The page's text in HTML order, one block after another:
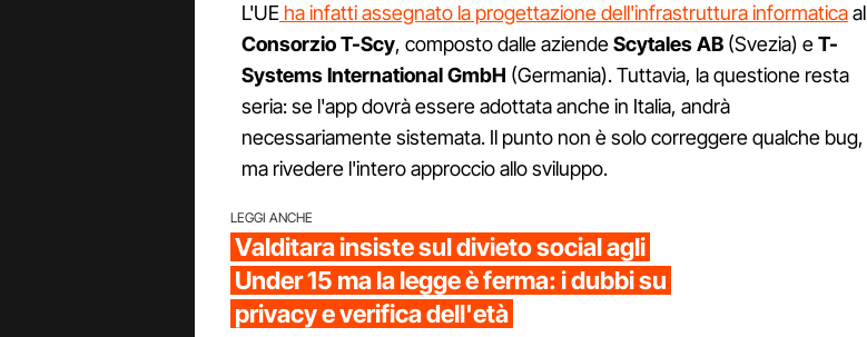
L'UE ha infatti assegnato la progettazione dell'infrastruttura informaticaal
Consorzio T-Scy, composto dalle aziendeScytales AB (Svezia) eT-
Systems International GmbH (Germania). Tuttavia, la questione resta
seria: se l'app dovrà essere adottata anche in Italia, andrà
necessariamente sistemata. Il punto non è solo correggere qualche bug,
ma rivedere l'intero approccio allo sviluppo.
LEGGI ANCHE
Valditara insiste sul divieto social agli
Under 15 ma la legge è ferma: i dubbi su
privacy e verifica dell'età